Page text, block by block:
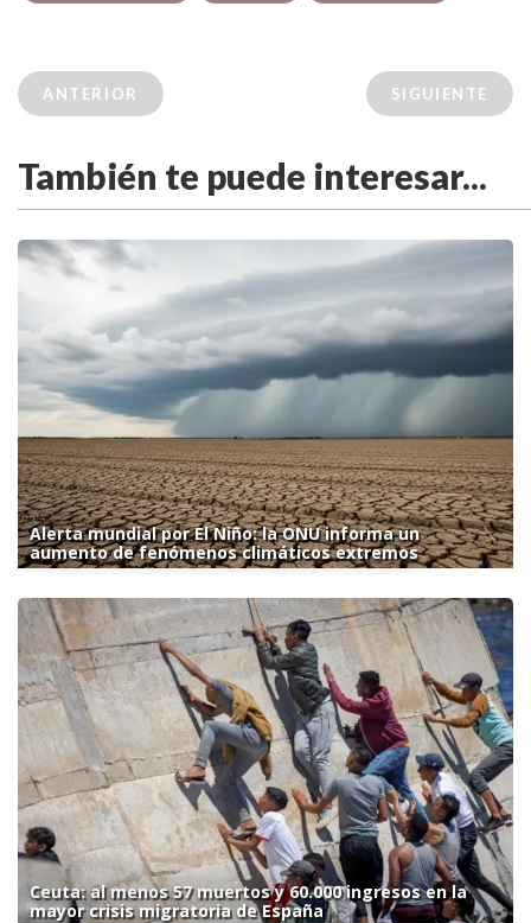
ANTERIOR SIGUIENTE
También te puede interesar...
Alerta mundial por El Niño: la ONU informa un
aumento de fenómenos climáticos extremos
Ceuta: al menos 57 muertos y 60.000 ingresos en la
mayor crisis migratoria de España